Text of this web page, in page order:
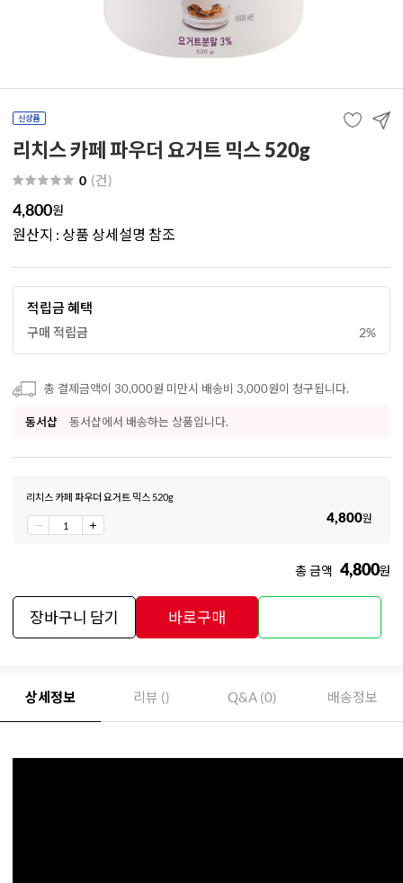
리치스 카페 파우더 요거트 믹스 520g
0 (건)
4,800원
원산지 : 상품 상세설명 참조
적립금 혜택
구매 적립금 2%
총 결제금액이 30,000원 미만시 배송비 3,000원이 청구됩니다.
동서샵 동서샵에서 배송하는 상품입니다.
리치스 카페 파우더 요거트 믹스 520g
4,800원
총 금액 4,800원
장바구니 담기 바로구매
상세정보 리뷰 () Q&A (0) 배송정보